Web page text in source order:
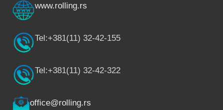
www.rolling.rs
Tel:+381(11) 32-42-155
Tel:+381(11) 32-42-322
office@rolling.rs